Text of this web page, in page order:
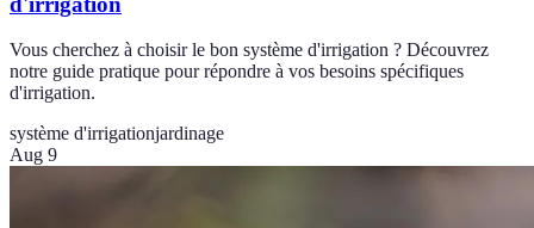
Vous cherchez à choisir le bon système d'irrigation ? Découvrez
notre guide pratique pour répondre à vos besoins spécifiques
d'irrigation.
système d'irrigationjardinage
Aug 9